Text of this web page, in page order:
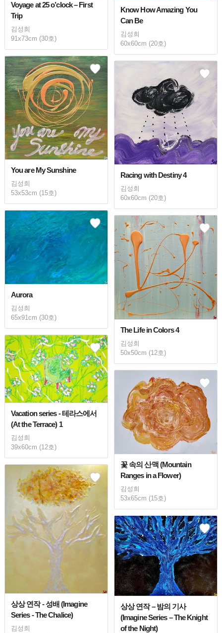
Voyage at 25 o’clock – First
Trip
김성희
91x73cm (30호)
Know How Amazing You
Can Be
김성희
60x60cm (20호)
You are My Sunshine
김성희
53x53cm (15호)
Racing with Destiny 4
김성희
60x60cm (20호)
Aurora
김성희
65x91cm (30호)
The Life in Colors 4
김성희
50x50cm (12호)
Vacation series - 테라스에서
(At the Terrace) 1
김성희
39x60cm (12호)
꽃 속의 산맥 (Mountain
Ranges in a Flower)
김성희
53x65cm (15호)
상상 연작 - 성배 (Imagine
Series - The Chalice)
김성희
상상 연작 – 밤의 기사
(Imagine Series – The Knight
of the Night)